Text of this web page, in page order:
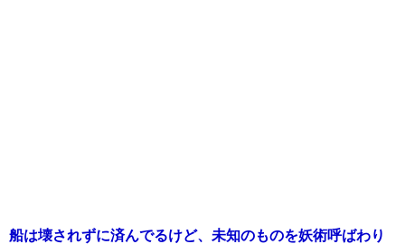
船は壊されずに済んでるけど、未知のものを妖術呼ばわり